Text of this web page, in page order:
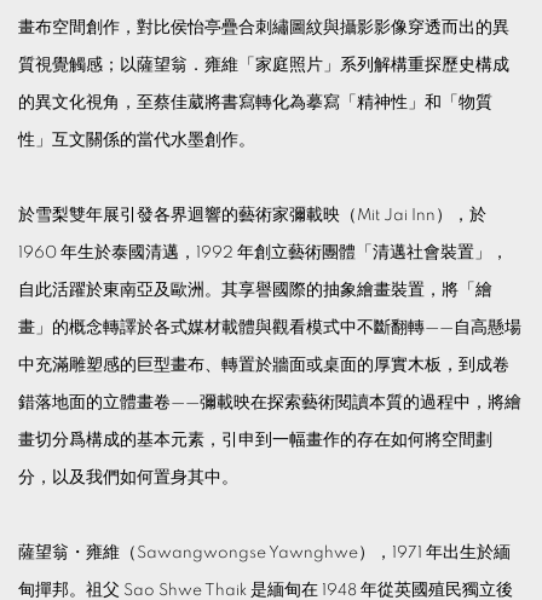
畫布空間創作，對比侯怡亭疊合刺繡圖紋與攝影影像穿透而出的異
質視覺觸感；以薩望翁．雍維「家庭照片」系列解構重探歷史構成
的異文化視角，至蔡佳葳將書寫轉化為摹寫「精神性」和「物質
性」互文關係的當代水墨創作。
於雪梨雙年展引發各界迴響的藝術家彌載映（Mit Jai Inn），於
1960 年生於泰國清邁，1992 年創立藝術團體「清邁社會裝置」，
自此活躍於東南亞及歐洲。其享譽國際的抽象繪畫裝置，將「繪
畫」的概念轉譯於各式媒材載體與觀看模式中不斷翻轉——自高懸場
中充滿雕塑感的巨型畫布、轉置於牆面或桌面的厚實木板，到成卷
錯落地面的立體畫卷——彌載映在探索藝術閱讀本質的過程中，將繪
畫切分爲構成的基本元素，引申到一幅畫作的存在如何將空間劃
分，以及我們如何置身其中。
薩望翁・雍維（Sawangwongse Yawnghwe），1971 年出生於緬
甸撣邦。祖父 Sao Shwe Thaik 是緬甸在 1948 年從英國殖民獨立後